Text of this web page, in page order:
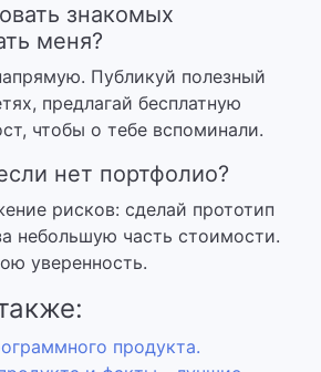
знакомых
меня?
Публикуй полезный
предлагай бесплатную
чтобы о тебе вспоминали.
нет портфолио?
рисков: сделай прототип
небольшую часть стоимости.
уверенность.
продукта.